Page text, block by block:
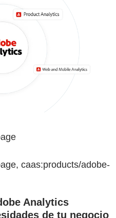
caas:products/adobe-
Analytics
de tu negocio